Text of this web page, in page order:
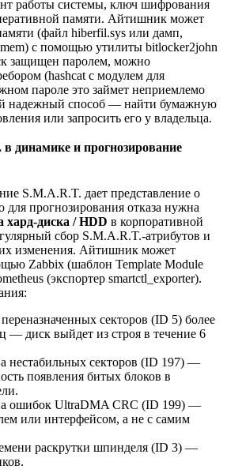
работы системы, ключ шифрования
памяти. Айтишник может
(файл hiberfil.sys или дамп,
с помощью утилиты bitlocker2john
защищен паролем, можно
(hashcat с модулем для
пароле это займет неприемлемо
надежный способ — найти бумажную
или запросить его у владельца.
динамике и прогнозирование
S.M.A.R.T. дает представление о
для прогнозирования отказа нужна
хард-диска / HDD в корпоративной
сбор S.M.A.R.T.-атрибутов и
изменения. Айтишник может
Zabbix (шаблон Template Module
(экспортер smartctl_exporter).
секторов (ID 5) более
— диск выйдет из строя в течение 6
нестабильных секторов (ID 197) —
появления битых блоков в
ошибок UltraDMA CRC (ID 199) —
или интерфейсом, а не с самим
раскрутки шпинделя (ID 3) —